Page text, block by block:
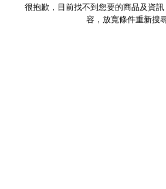
很抱歉，目前找不到您要的商品及資
容，放寬條件重新搜尋